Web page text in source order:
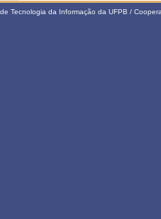
Tecnologia da Informação da UFPB /